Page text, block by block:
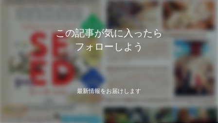
この記事が気に入ったら
フォローしよう
最新情報をお届けします